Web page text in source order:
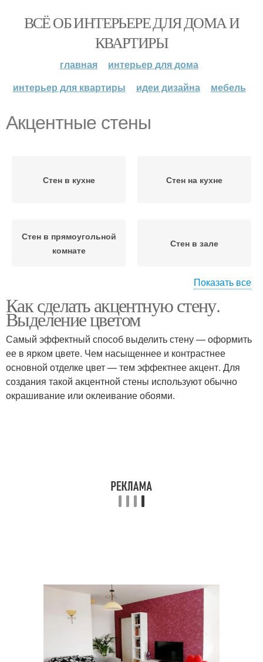
ВСЁ ОБ ИНТЕРЬЕРЕ ДЛЯ ДОМА И
КВАРТИРЫ
главная
интерьер для дома
интерьер для квартиры
идеи дизайна мебель
Акцентные стены
Стен в кухне Стен на кухне
Стен в прямоугольной
комнате
Стен в зале
Изогнутые стены Стен из обоев
Стен в прихожей Стен в интерьере
Гамма для стен Стен в спальне
Показать все
Как сделать акцентную стену.
Выделение цветом
Самый эффектный способ выделить стену — оформить
ее в ярком цвете. Чем насыщеннее и контрастнее
основной отделке цвет — тем эффектнее акцент. Для
создания такой акцентной стены используют обычно
окрашивание или оклеивание обоями.